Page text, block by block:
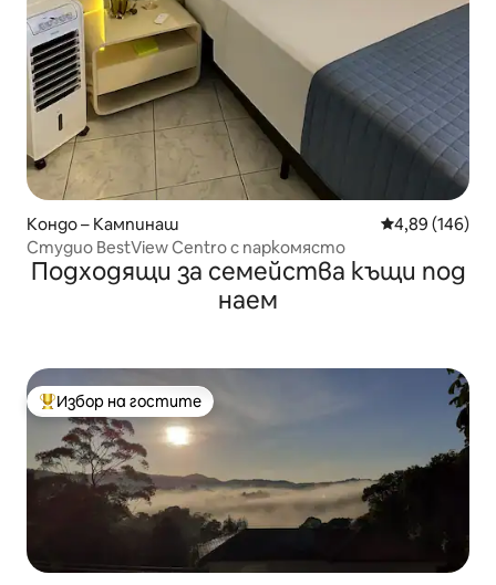
Кондо – Кампинаш Средна
4,89 (146)
Студио BestView Centro с паркомясто
Подходящи за семейства къщи под
наем
Най-популярен избор на гостите
Избор на гостите